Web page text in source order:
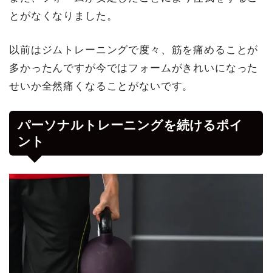
とがなくなりました。
以前はジムトレーニングで度々、筋を痛めることが
多かったんですが今ではフォームがきれいになった
せいか全然痛くなることがないです。
パーソナルトレーニングを続けるポイ
ント